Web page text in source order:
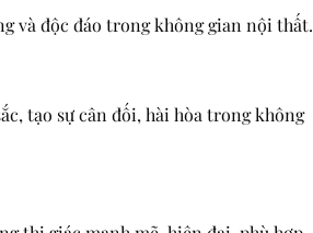
và độc đáo trong không gian nội thất.
tạo sự cân đối, hài hòa trong không